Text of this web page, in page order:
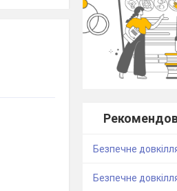
Безпечне
Безпечне